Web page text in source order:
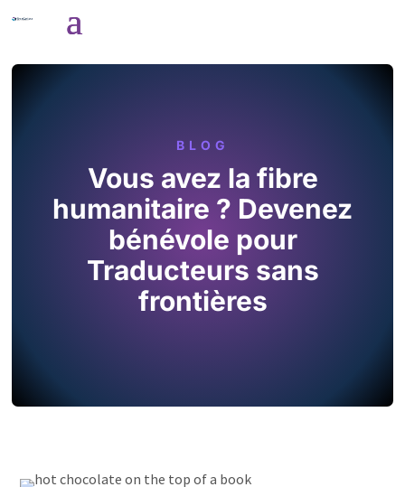
BLOG
Vous avez la fibre
humanitaire ? Devenez
bénévole pour
Traducteurs sans
frontières